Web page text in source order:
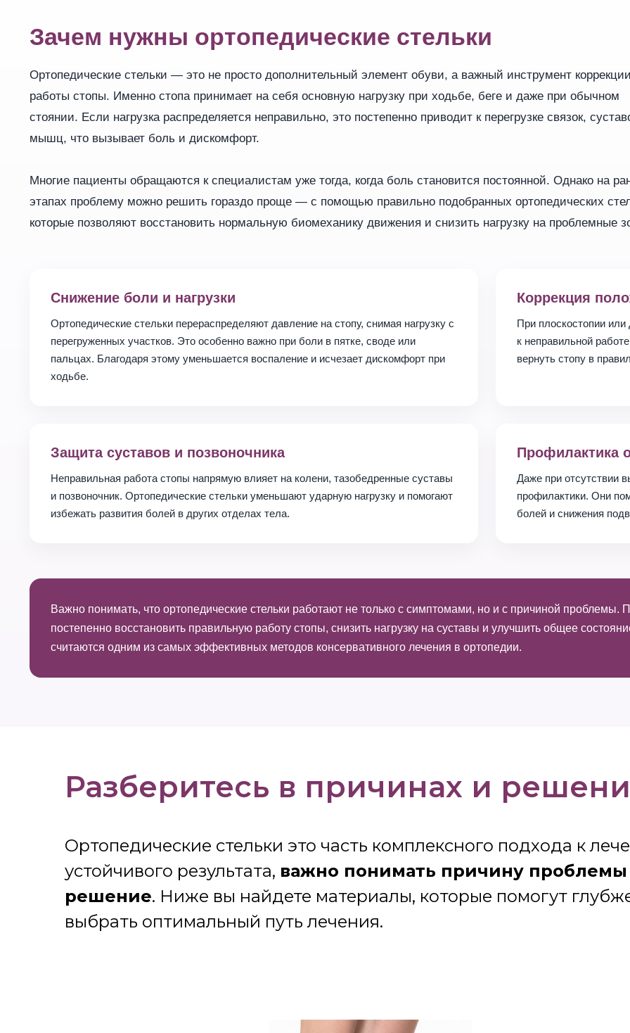
Зачем нужны ортопедические стельки
Ортопедические стельки — это не просто дополнительный элемент обуви, а важный инструмент коррекции
работы стопы. Именно стопа принимает на себя основную нагрузку при ходьбе, беге и даже при обычном
стоянии. Если нагрузка распределяется неправильно, это постепенно приводит к перегрузке связок,
мышц, что вызывает боль и дискомфорт.
Многие пациенты обращаются к специалистам уже тогда, когда боль становится постоянной. Однако на
этапах проблему можно решить гораздо проще — с помощью правильно подобранных ортопедических
которые позволяют восстановить нормальную биомеханику движения и снизить нагрузку на проблемные
Снижение боли и нагрузки
Ортопедические стельки перераспределяют давление на стопу, снимая нагрузку с
перегруженных участков. Это особенно важно при боли в пятке, своде или
пальцах. Благодаря этому уменьшается воспаление и исчезает дискомфорт при
ходьбе.
Коррекция
При плоскостопии
к неправильной
вернуть стопу в
Защита суставов и позвоночника
Неправильная работа стопы напрямую влияет на колени, тазобедренные суставы
и позвоночник. Ортопедические стельки уменьшают ударную нагрузку и помогают
избежать развития болей в других отделах тела.
Профилактика
Даже при отсутствии
профилактики. Они
болей и снижения
Важно понимать, что ортопедические стельки работают не только с симптомами, но и с причиной проблемы.
постепенно восстановить правильную работу стопы, снизить нагрузку на суставы и улучшить общее
считаются одним из самых эффективных методов консервативного лечения в ортопедии.
Разберитесь в причинах и
Ортопедические стельки это часть комплексного подхода к
устойчивого результата, важно понимать причину
решение. Ниже вы найдете материалы, которые помогут
выбрать оптимальный путь лечения.